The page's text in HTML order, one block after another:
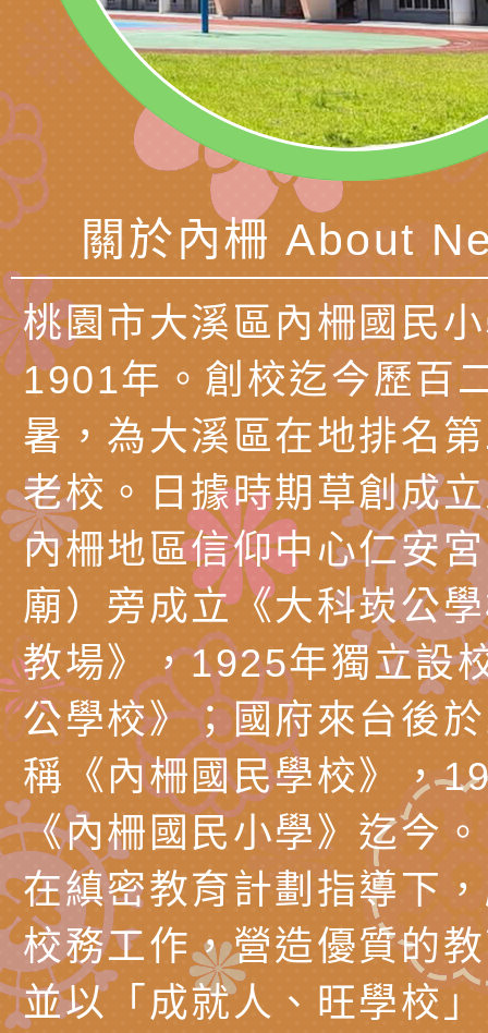
展」活動
學研習」實施計畫(
心」、「自造教育及
中心」及「國中小職
習營」等師生，參訪
「第56屆全國技能競
轉知本市辦理「115
者保齡球賽」
檢送桃園市政府LED
字稿及LCD託播影（
轉知衛生福利部社會
檢送該部國民健康
產期高風險孕產婦（
關懷計畫」說明1份
有關社團法人中華民
家長協會(以下稱該
「115年度『視界同
庭支持與分享系列講
場線上座談會」活動
檢送桃園市政府家庭
「小桃家3月課程資
檢送本府新聞處115
安全宣導標語播放表
宣導影像素材
檢送行政院新聞傳播
月份公共服務政策溝
其合輯一覽表1份（
https://reurl.cc/
檢送桃園市立慈文國
「115學年度體育班
明會」
函轉有關司法院辦理
制度宣導活動
財團法人人本教育文
擬舉辦『教出會思考
孩-2026森林小學巡
向AI對親子關係的挑
桃園市八德區大成國
辦「桃園市115學年
藝術才能音樂班鑑定
長說明會
有關本局製作本市「
站學生心理關懷平臺
桃園市平鎮區忠貞國
辦「桃園市115學年
藝術才能國樂班鑑定
長說明會
轉知國立高雄師範大
「2026全國特殊教
學術研討會」暨徵稿
函轉內政部檢送修正
反詐宣導影片連結一
函轉內政部為強化社
詐知能及宣導檢察官
官制度中協助被害人
製作相關宣導短片
檢送本市馬祖新村眷
區「馬村設計實驗室
味．茶味》特展海報
信誼基金會於3／14
【父母也需要被照顧
有關本市學生輔導諮
關於內柵 About
桃園市大溪區內柵國民
1901年。創校迄今歷百
暑，為大溪區在地排名
老校。日據時期草創成
內柵地區信仰中心仁安
廟）旁成立《大科崁公
教場》，1925年獨立設
公學校》；國府來台後
稱《內柵國民學校》，
《內柵國民小學》迄今。
在縝密教育計劃指導下
校務工作，營造優質的
並以「成就人、旺學校